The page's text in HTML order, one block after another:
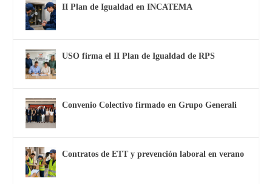
II Plan de Igualdad en INCATEMA
USO firma el II Plan de Igualdad de RPS
Convenio Colectivo firmado en Grupo Generali
Contratos de ETT y prevención laboral en verano